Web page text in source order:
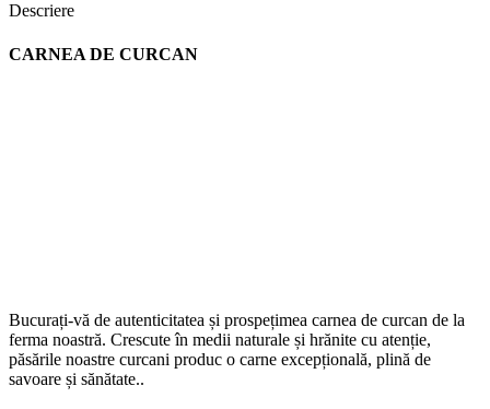
Descriere
CARNEA DE CURCAN
Bucurați-vă de autenticitatea și prospețimea carnea de curcan de la
ferma noastră. Crescute în medii naturale și hrănite cu atenție,
păsările noastre curcani produc o carne excepțională, plină de
savoare și sănătate..